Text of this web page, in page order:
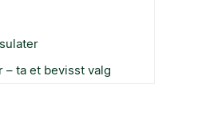
– ta et bevisst valg